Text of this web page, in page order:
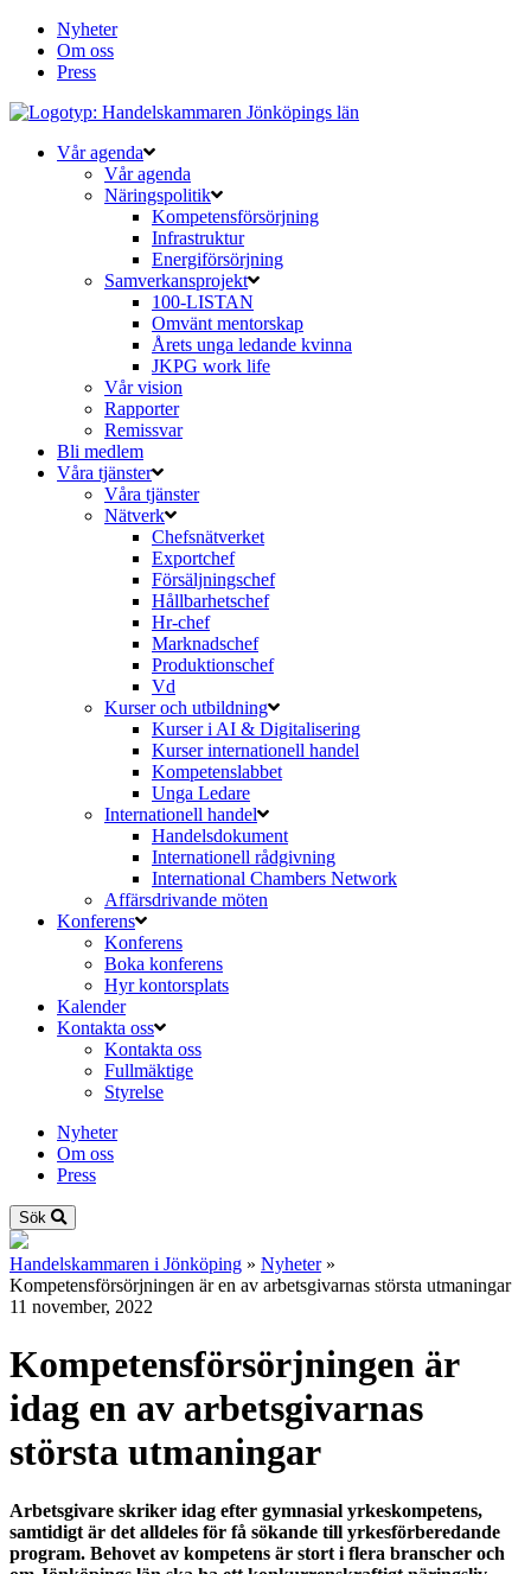
Nyheter
Om oss
Press
Vår agenda
Vår agenda
Näringspolitik
Kompetensförsörjning
Infrastruktur
Energiförsörjning
Samverkansprojekt
100-LISTAN
Omvänt mentorskap
Årets unga ledande kvinna
JKPG work life
Vår vision
Rapporter
Remissvar
Bli medlem
Våra tjänster
Våra tjänster
Nätverk
Chefsnätverket
Exportchef
Försäljningschef
Hållbarhetschef
Hr-chef
Marknadschef
Produktionschef
Vd
Kurser och utbildning
Kurser i AI & Digitalisering
Kurser internationell handel
Kompetenslabbet
Unga Ledare
Internationell handel
Handelsdokument
Internationell rådgivning
International Chambers Network
Affärsdrivande möten
Konferens
Konferens
Boka konferens
Hyr kontorsplats
Kalender
Kontakta oss
Kontakta oss
Fullmäktige
Styrelse
Nyheter
Om oss
Press
Sök
Handelskammaren i Jönköping » Nyheter »
Kompetensförsörjningen är en av arbetsgivarnas största utmaningar
11 november, 2022
Kompetensförsörjningen är
idag en av arbetsgivarnas
största utmaningar
Arbetsgivare skriker idag efter gymnasial yrkeskompetens,
samtidigt är det alldeles för få sökande till yrkesförberedande
program. Behovet av kompetens är stort i flera branscher och